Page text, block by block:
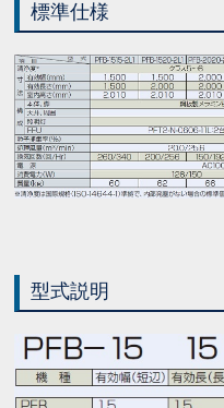
標準仕様
型式説明